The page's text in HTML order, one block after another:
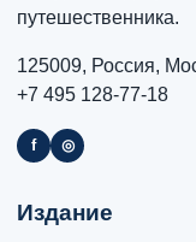
путешественника.
125009, Россия,
+7 495 128-77-18
f ◎
Издание